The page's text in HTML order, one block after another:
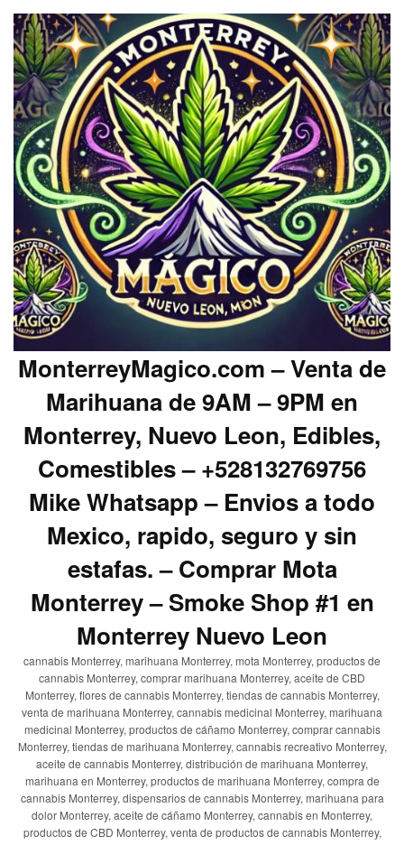
MonterreyMagico.com – Venta de
Marihuana de 9AM – 9PM en
Monterrey, Nuevo Leon, Edibles,
Comestibles – +528132769756
Mike Whatsapp – Envios a todo
Mexico, rapido, seguro y sin
estafas. – Comprar Mota
Monterrey – Smoke Shop #1 en
Monterrey Nuevo Leon
cannabis Monterrey, marihuana Monterrey, mota Monterrey, productos de
cannabis Monterrey, comprar marihuana Monterrey, aceite de CBD
Monterrey, flores de cannabis Monterrey, tiendas de cannabis Monterrey,
venta de marihuana Monterrey, cannabis medicinal Monterrey, marihuana
medicinal Monterrey, productos de cáñamo Monterrey, comprar cannabis
Monterrey, tiendas de marihuana Monterrey, cannabis recreativo Monterrey,
aceite de cannabis Monterrey, distribución de marihuana Monterrey,
marihuana en Monterrey, productos de marihuana Monterrey, compra de
cannabis Monterrey, dispensarios de cannabis Monterrey, marihuana para
dolor Monterrey, aceite de cáñamo Monterrey, cannabis en Monterrey,
productos de CBD Monterrey, venta de productos de cannabis Monterrey,